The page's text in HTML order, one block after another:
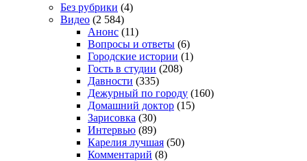
Без рубрики (4)
Видео (2 584)
Анонс (11)
Вопросы и ответы (6)
Городские истории (1)
Гость в студии (208)
Давности (335)
Дежурный по городу (160)
Домашний доктор (15)
Зарисовка (30)
Интервью (89)
Карелия лучшая (50)
Комментарий (8)